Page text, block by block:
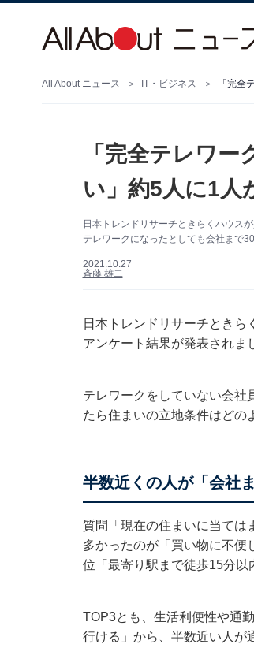
All About ニュース IT・ビジネス 「完全
「完全テレワ
い」約5人に1
日本トレンドリサーチときらくハウス
テレワークになったとしても会社まで
2021.10.27
斉藤 雄二
日本トレンドリサーチとき
アンケート結果が発表されま
テレワークをしていない会社
たら住まいの立地条件はどの
半数近くの人が「会社
質問「現在の住まいに当ては
多かったのが「買い物に不便
位「最寄り駅まで徒歩15分以
TOP3とも、生活利便性や通
行ける」から、半数近い人が